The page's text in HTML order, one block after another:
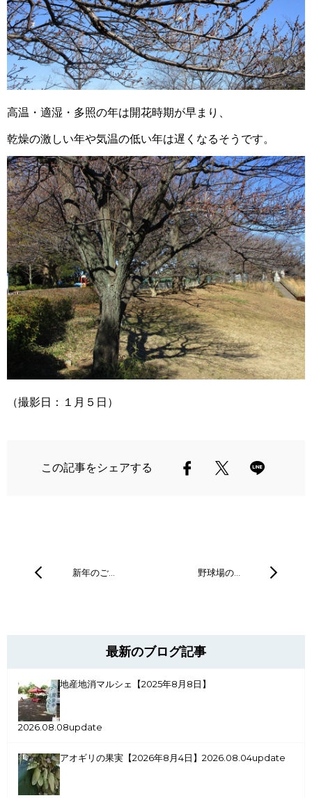
高温・適湿・多照の年は開花時期が早まり、
乾燥の激しい年や気温の低い年は遅くなるそうです。
（撮影日：１月５日）
この記事をシェアする
新年のご… 野球場の…
最新のブログ記事
地産地消マルシェ【2025年8月8日】
2026.08.08update
アオギリの果実【2026年8月4日】 2026.08.04update